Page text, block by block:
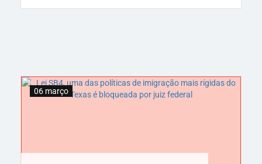
novembro de 1883, existem fusos horários
06 março